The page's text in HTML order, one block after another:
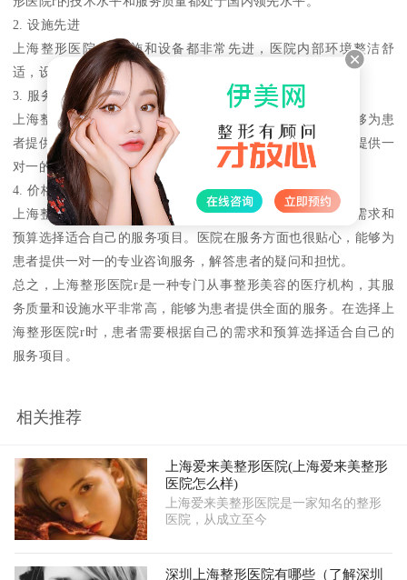
2. 设施先进
上海整形医院r的设施和设备都非常先进，医院内部环境整洁舒
适，设备齐全，能够为患者提供高质量的服务。
3. 服务贴心
上海整形医院r的服务质量非常好，医护人员热情周到，能够为患
者提供全面的服务。医院在服务方面也很贴心，能够为患者提供一
对一的专业咨询服务，解答患者的疑问和担忧。
4. 价格透明
上海整形医院r在价格方面非常透明，患者可以根据自己的需求和
预算选择适合自己的服务项目。医院在服务方面也很贴心，能够为
患者提供一对一的专业咨询服务，解答患者的疑问和担忧。
总之，上海整形医院r是一种专门从事整形美容的医疗机构，其服
务质量和设施水平非常高，能够为患者提供全面的服务。在选择上
海整形医院r时，患者需要根据自己的需求和预算选择适合自己的
服务项目。
相关推荐
上海爱来美整形医院(上海爱来美整形
医院怎么样)
上海爱来美整形医院是一家知名的整形
医院，从成立至今
深圳上海整形医院有哪些（了解深圳